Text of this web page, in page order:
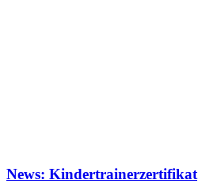
News: Kindertrainerzertifikat